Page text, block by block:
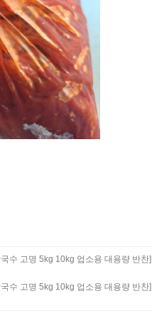
수 고명 5kg 10kg 업소용 대용량 반찬]
수 고명 5kg 10kg 업소용 대용량 반찬]